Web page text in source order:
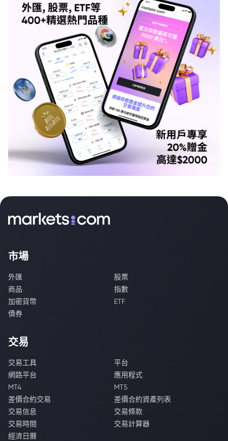
市場
外匯
股票
商品
指數
加密貨幣
ETF
債券
交易
交易工具
平台
網路平台
應用程式
MT4
MT5
差價合約交易
差價合約資產列表
交易信息
交易條款
交易時間
交易計算器
經濟日曆